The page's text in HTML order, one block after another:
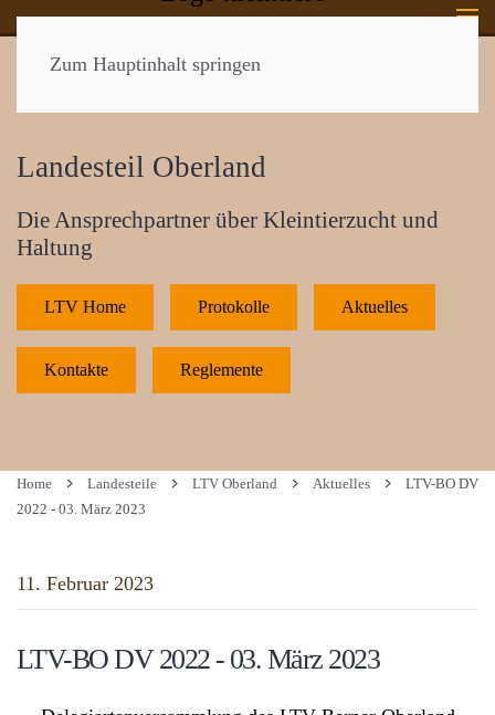
Zum Hauptinhalt springen
Landesteil Oberland
Die Ansprechpartner über Kleintierzucht und
Haltung
LTV Home Protokolle Aktuelles
Kontakte Reglemente
Home Landesteile LTV Oberland Aktuelles
LTV-BO DV
2022 - 03. März 2023
11. Februar 2023
LTV-BO DV 2022 - 03. März 2023